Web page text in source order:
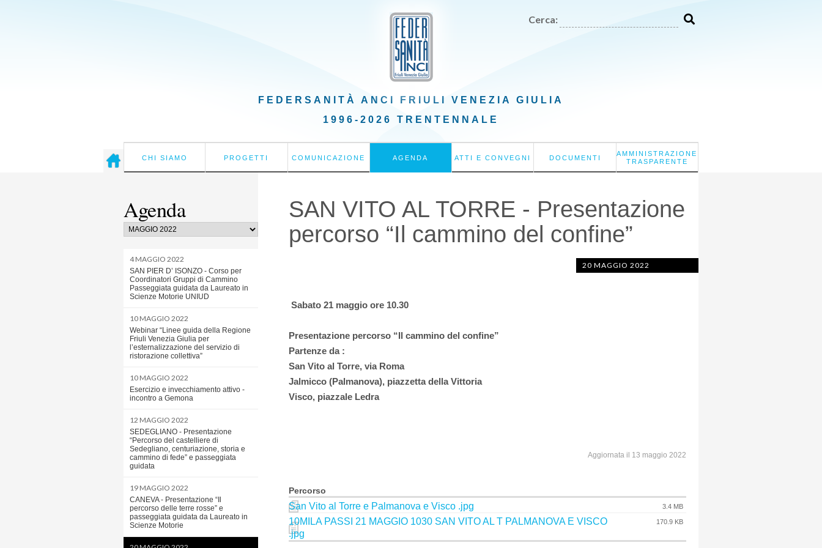
Cerca:
FEDERSANITÀ ANCI FRIULI VENEZIA GIULIA
1996-2026 TRENTENNALE
CHI SIAMO PROGETTI COMUNICAZIONE AGENDA ATTI E CONVEGNI DOCUMENTI
AMMINISTRAZIONE
TRASPARENTE
Agenda
4 MAGGIO 2022
SAN PIER D’ ISONZO - Corso per
Coordinatori Gruppi di Cammino
Passeggiata guidata da Laureato in
Scienze Motorie UNIUD
10 MAGGIO 2022
Webinar “Linee guida della Regione
Friuli Venezia Giulia per
l’esternalizzazione del servizio di
ristorazione collettiva”
10 MAGGIO 2022
Esercizio e invecchiamento attivo -
incontro a Gemona
12 MAGGIO 2022
SEDEGLIANO - Presentazione
“Percorso del castelliere di
Sedegliano, centuriazione, storia e
cammino di fede” e passeggiata
guidata
19 MAGGIO 2022
CANEVA - Presentazione “Il
percorso delle terre rosse” e
passeggiata guidata da Laureato in
Scienze Motorie
SAN VITO AL TORRE - Presentazione
percorso “Il cammino del confine”
20 MAGGIO 2022
Sabato 21 maggio ore 10.30
Presentazione percorso “Il cammino del confine”
Partenze da :
San Vito al Torre, via Roma
Jalmicco (Palmanova), piazzetta della Vittoria
Visco, piazzale Ledra
Aggiornata il 13 maggio 2022
Percorso
San Vito al Torre e Palmanova e Visco .jpg 3.4 MB
10MILA PASSI 21 MAGGIO 1030 SAN VITO AL T PALMANOVA E VISCO
.jpg
170.9 KB